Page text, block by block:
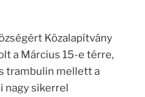
Közalapítvány
a Március 15-e térre,
trambulin mellett a
nagy sikerrel